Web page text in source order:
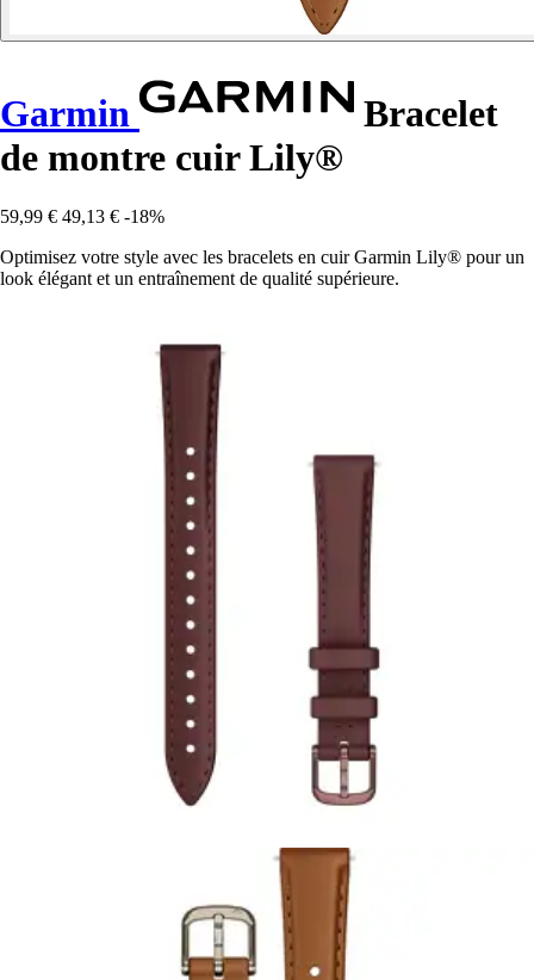
Garmin
Bracelet
de montre cuir Lily®
59,99 € 49,13 € -18%
Optimisez votre style avec les bracelets en cuir Garmin Lily® pour un
look élégant et un entraînement de qualité supérieure.